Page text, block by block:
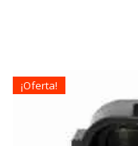
¡Oferta!